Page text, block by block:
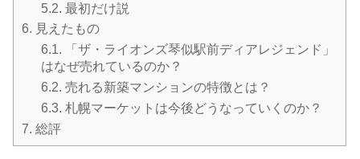
5.2. 最初だけ説
6. 見えたもの
6.1. 「ザ・ライオンズ琴似駅前ディアレジェンド」
はなぜ売れているのか？
6.2. 売れる新築マンションの特徴とは？
6.3. 札幌マーケットは今後どうなっていくのか？
7. 総評